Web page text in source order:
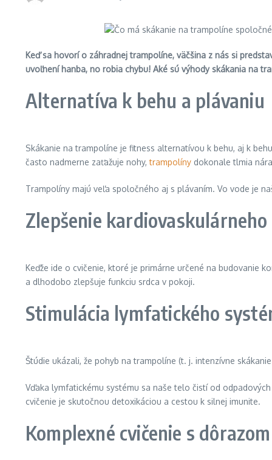
Keď sa hovorí o záhradnej trampolíne, väčšina z nás si
uvoľnení hanba, no robia chybu! Aké sú výhody skákania na
Alternatíva k behu a plávaniu
Skákanie na trampolíne je fitness alternatívou k behu, aj k
často nadmerne zaťažuje nohy,trampolíny dokonale tlmia
Trampolíny majú veľa spoločného aj s plávaním. Vo vode je
Zlepšenie
Keďže ide o cvičenie, ktoré je primárne určené na budovanie
a dlhodobo zlepšuje funkciu srdca v pokoji.
Stimulácia lymfatického
Štúdie ukázali, že pohyb na trampolíne (t. j. intenzívne
Vďaka lymfatickému systému sa naše telo čistí od
cvičenie je skutočnou detoxikáciou a cestou k silnej imunite.
Komplexné cvičenie s